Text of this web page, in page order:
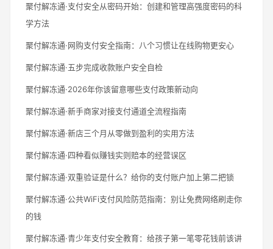
聚付解冻通·支付安全从密码开始：创建和管理高强度密码的科
学方法
聚付解冻通·网购支付安全指南：八个习惯让在线购物更安心
聚付解冻通·五步完成收款账户安全自检
聚付解冻通·2026年你该留意哪些支付政策新动向
聚付解冻通·新手商家对接支付通道全流程指南
聚付解冻通·新店三个月从零做到盈利的实用方法
聚付解冻通·四种看似赚钱实则赔本的经营误区
聚付解冻通·双重验证是什么？给你的支付账户加上第二把锁
聚付解冻通·公共WiFi支付风险防范指南：别让免费网络刷走你
的钱
聚付解冻通·青少年支付安全教育：给孩子第一笔零花钱前该讲